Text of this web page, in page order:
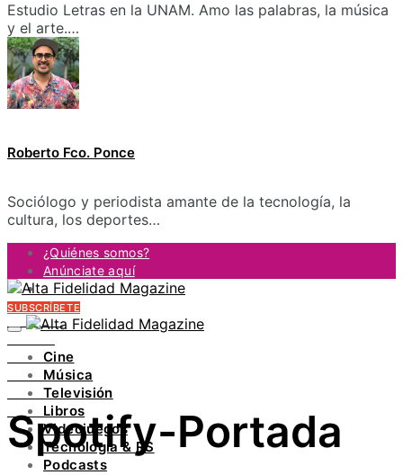
Estudio Letras en la UNAM. Amo las palabras, la música
y el arte.…
Roberto Fco. Ponce
Sociólogo y periodista amante de la tecnología, la
cultura, los deportes…
¿Quiénes somos?
Anúnciate aquí
Contacto
FACEBOOK
INSTAGRAM
PINTEREST
YOUTUBE
LINKEDIN
SUBSCRÍBETE
Cine
Música
Televisión
Libros
Videojuegos
Tecnología & RS
Podcasts
Spotify-Portada